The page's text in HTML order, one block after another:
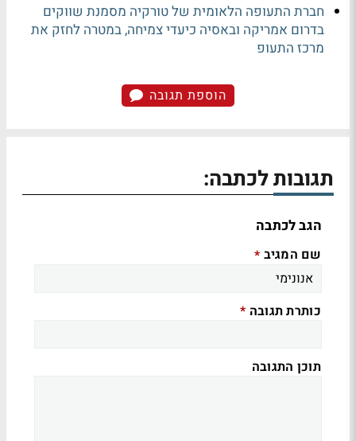
חברת התעופה הלאומית של טורקיה מסמנת שווקים
בדרום אמריקה ובאסיה כיעדי צמיחה, במטרה לחזק את
מרכז התעופ
הוספת תגובה
תגובות לכתבה:
הגב לכתבה
שם המגיב *
כותרת תגובה *
תוכן התגובה